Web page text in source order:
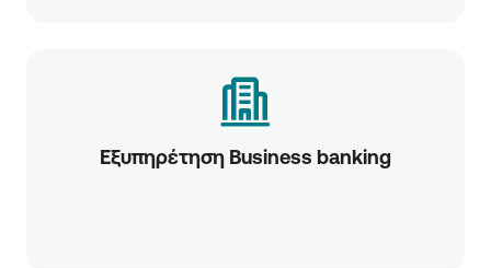
Εξυπηρέτηση Business banking